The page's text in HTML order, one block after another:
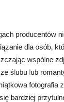
producentów
dla osób,
wspólne
ślubu lub
fotografia
bardziej